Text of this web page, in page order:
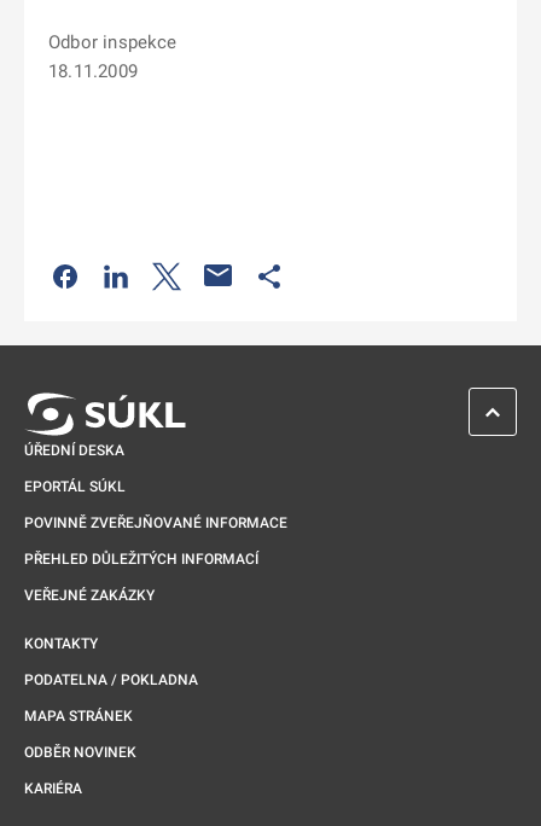
Odbor inspekce
18.11.2009
Odkaz se otevře na nové kartě
Odkaz se otevře na nové kartě
Odkaz se otevře na nové kartě
ÚŘEDNÍ DESKA
EPORTÁL SÚKL
POVINNĚ ZVEŘEJŇOVANÉ INFORMACE
PŘEHLED DŮLEŽITÝCH INFORMACÍ
VEŘEJNÉ ZAKÁZKY
KONTAKTY
PODATELNA / POKLADNA
MAPA STRÁNEK
ODBĚR NOVINEK
KARIÉRA
ZPĚT